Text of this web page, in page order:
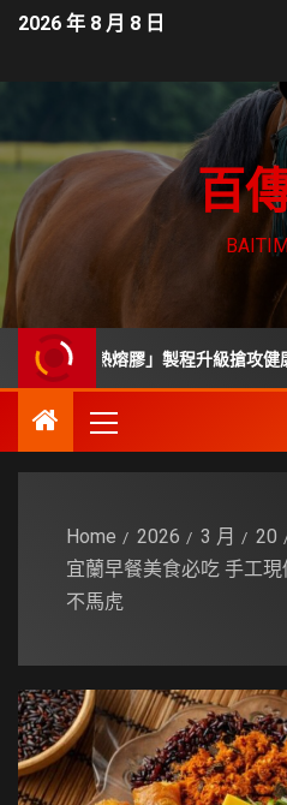
2026 年 8 月 8 日
百
毒熱熔膠」製程升級搶攻健康睡眠市
Home 2026 3 月
20
宜蘭早餐美食必吃 手工
不馬虎